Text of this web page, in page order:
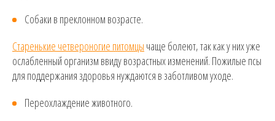
Собаки в преклонном возрасте.
Старенькие четвероногие питомцы чаще болеют, так как у них уже
ослабленный организм ввиду возрастных изменений. Пожилые псы
для поддержания здоровья нуждаются в заботливом уходе.
Переохлаждение животного.